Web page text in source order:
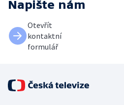
Napište nám
Otevřít
kontaktní
formulář